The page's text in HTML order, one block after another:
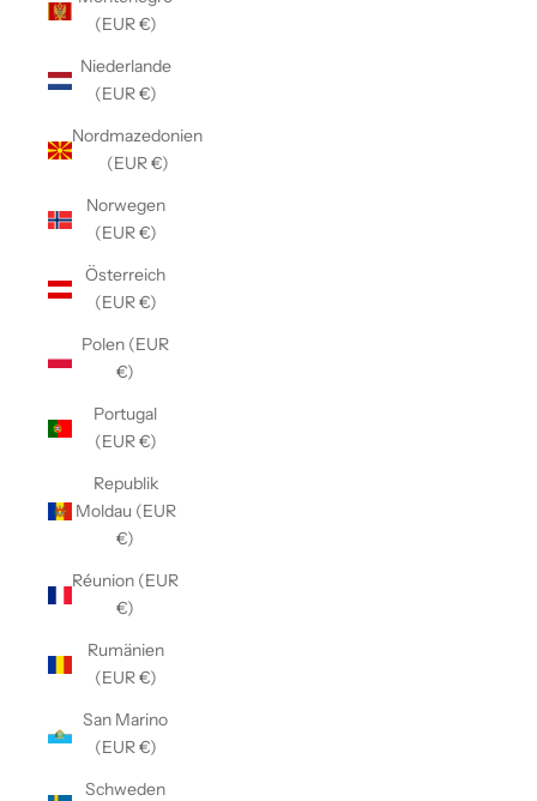
(EUR €)
Niederlande
(EUR €)
Nordmazedonien
(EUR €)
Norwegen
(EUR €)
Österreich
(EUR €)
Polen (EUR
€)
Portugal
(EUR €)
Republik
Moldau (EUR
€)
Réunion (EUR
€)
Rumänien
(EUR €)
San Marino
(EUR €)
Schweden